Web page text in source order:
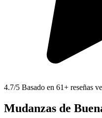
4.7/5 Basado en 61+ reseñas
Mudanzas de